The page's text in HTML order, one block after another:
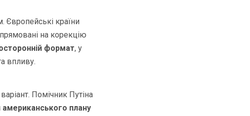
Європейські країни
на корекцію
формат, у
впливу.
Помічник Путіна
плану